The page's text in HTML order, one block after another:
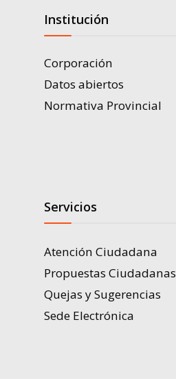
Institución
Corporación
Datos abiertos
Normativa Provincial
Servicios
Atención Ciudadana
Propuestas Ciudadanas
Quejas y Sugerencias
Sede Electrónica